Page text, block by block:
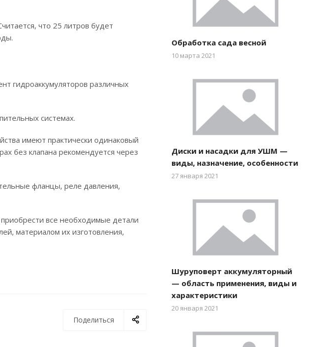
что 25 литров будет
гидроаккумуляторов различных
системах.
имеют практически одинаковый
без клапана рекомендуется через
фланцы, реле давления,
все необходимые детали
материалом их изготовления,
Поделиться
Обработка сада весной
10 марта 2021
Диски и насадки для УШМ —
виды, назначение, особенности
27 января 2021
Шуруповерт аккумуляторный
— область применения, виды и
характеристики
20 января 2021